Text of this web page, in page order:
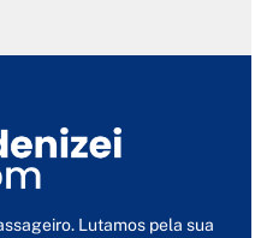
Lutamos pela sua